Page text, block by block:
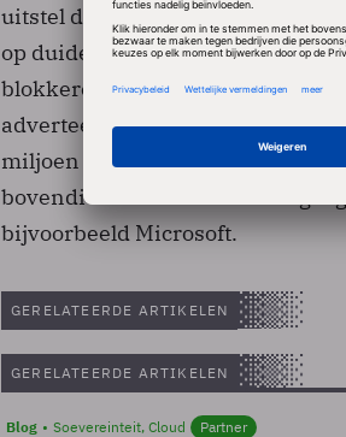
uitstel dat de toezichthouders
op duiden dat de
blokkeren.Met de overeenkomst
adverteerders ook tonen op de
miljoen dollar aan inkomsten via
bovendien extra bescherming
bijvoorbeeld Microsoft.
GERELATEERDE ARTIKELEN
GERELATEERDE ARTIKELEN
Blog Soevereinteit, Cloud Partner